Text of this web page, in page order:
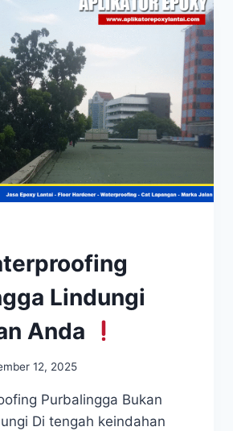
Lindungi
Anda
12, 2025
Purbalingga Bukan
Di tengah keindahan